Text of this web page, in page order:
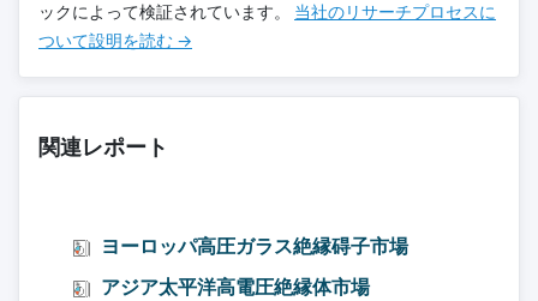
ックによって検証されています。 当社のリサーチプロセスに
ついて設明を読む →
関連レポート
ヨーロッパ高圧ガラス絶縁碍子市場
アジア太平洋高電圧絶縁体市場